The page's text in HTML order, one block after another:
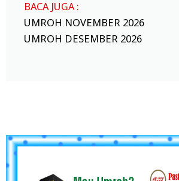
BACA JUGA :
UMROH NOVEMBER 2026
UMROH DESEMBER 2026